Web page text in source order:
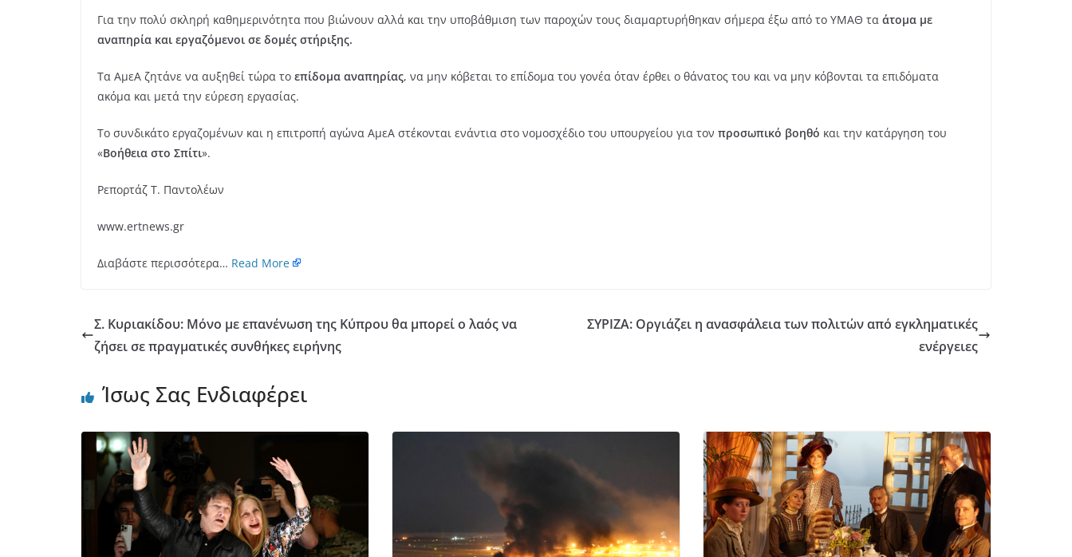
Για την πολύ σκληρή καθημερινότητα που βιώνουν αλλά και την υποβάθμιση των παροχών τους διαμαρτυρήθηκαν σήμερα έξω από το ΥΜΑΘ τα άτομα με
αναπηρία και εργαζόμενοι σε δομές στήριξης.
Τα ΑμεΑ ζητάνε να αυξηθεί τώρα το επίδομα αναπηρίας, να μην κόβεται το επίδομα του γονέα όταν έρθει ο θάνατος του και να μην κόβονται τα επιδόματα
ακόμα και μετά την εύρεση εργασίας.
Το συνδικάτο εργαζομένων και η επιτροπή αγώνα ΑμεΑ στέκονται ενάντια στο νομοσχέδιο του υπουργείου για τον προσωπικό βοηθό και την κατάργηση του
«Βοήθεια στο Σπίτι».
Ρεπορτάζ Τ. Παντολέων
www.ertnews.gr
Διαβάστε περισσότερα… Read More
Σ. Κυριακίδου: Μόνο με επανένωση της Κύπρου θα μπορεί ο λαός να
ζήσει σε πραγματικές συνθήκες ειρήνης
ΣΥΡΙΖΑ: Οργιάζει η ανασφάλεια των πολιτών από εγκληματικές
ενέργειες
Ίσως Σας Ενδιαφέρει